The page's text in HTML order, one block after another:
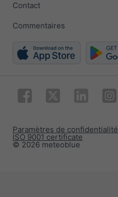
Contact
Commentaires
© 2026 meteoblue
ISO 9001 certificate
Paramètres de confidentialité